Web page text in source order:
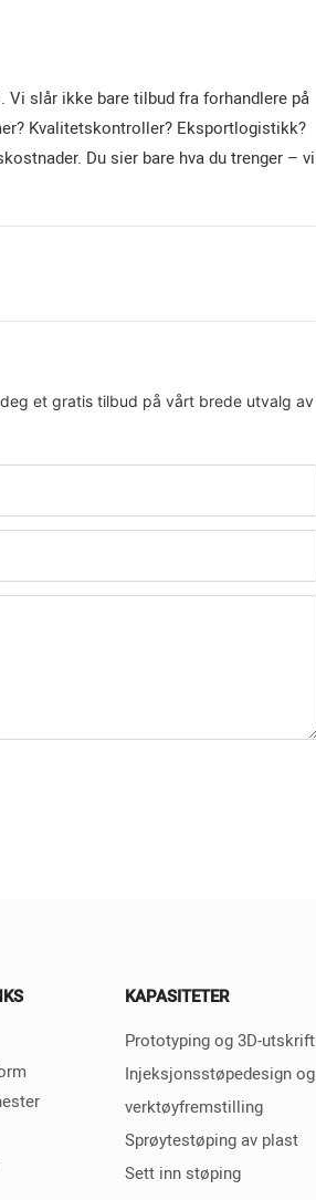
Vi slår ikke bare tilbud fra forhandlere på
Kvalitetskontroller? Eksportlogistikk?
Du sier bare hva du trenger – vi
et gratis tilbud på vårt brede utvalg av
KAPASITETER
Prototyping og 3D-utskrift
Injeksjonsstøpedesign og
verktøyfremstilling
Sprøytestøping av plast
Sett inn støping